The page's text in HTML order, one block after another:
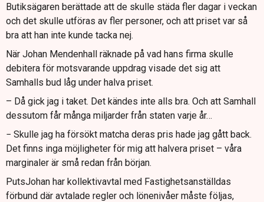
Butiksägaren berättade att de skulle städa fler dagar i veckan
och det skulle utföras av fler personer, och att priset var så
bra att han inte kunde tacka nej.
När Johan Mendenhall räknade på vad hans firma skulle
debitera för motsvarande uppdrag visade det sig att
Samhalls bud låg under halva priset.
– Då gick jag i taket. Det kändes inte alls bra. Och att Samhall
dessutom får många miljarder från staten varje år…
− Skulle jag ha försökt matcha deras pris hade jag gått back.
Det finns inga möjligheter för mig att halvera priset – våra
marginaler är små redan från början.
PutsJohan har kollektivavtal med Fastighetsanställdas
förbund där avtalade regler och lönenivåer måste följas,